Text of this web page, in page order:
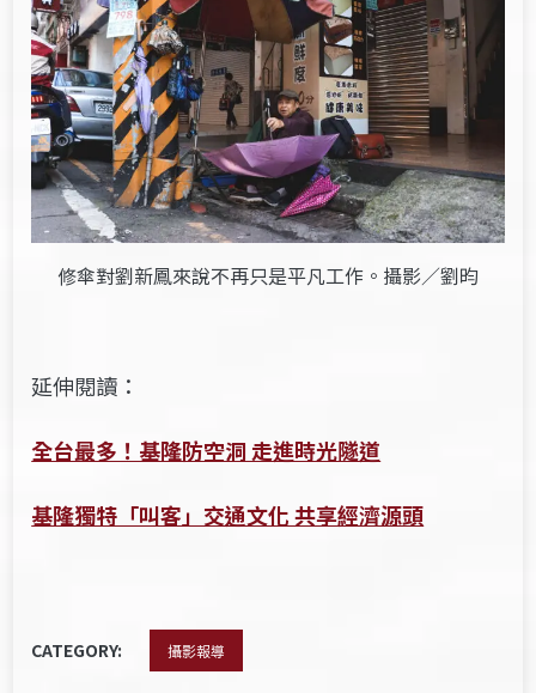
修傘對劉新鳳來說不再只是平凡工作。攝影／劉昀
延伸閱讀：
全台最多！基隆防空洞 走進時光隧道
基隆獨特「叫客」交通文化 共享經濟源頭
CATEGORY: 攝影報導